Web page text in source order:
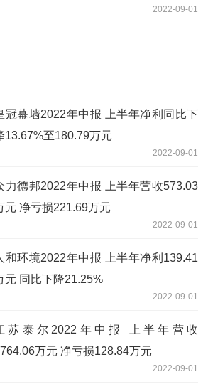
2022-09-01
冠幕墙2022年中报 上半年净利同比下
13.67%至180.79万元
2022-09-01
力德邦2022年中报 上半年营收573.03
元 净亏损221.69万元
2022-09-01
和环境2022年中报 上半年净利139.41
元 同比下降21.25%
2022-09-01
苏泰尔2022年中报 上半年营收
万元 净亏损128.84万元
2022-09-01